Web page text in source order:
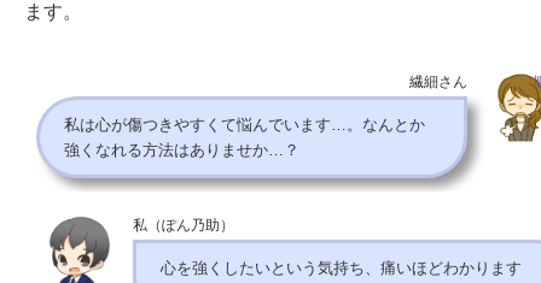
ます。
繊細さん
私は心が傷つきやすくて悩んでいます…。なんとか
強くなれる方法はありませか…？
私（ぽん乃助）
心を強くしたいという気持ち、痛いほどわかります